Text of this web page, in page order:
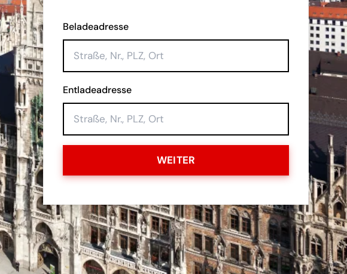
Beladeadresse
Entladeadresse
WEITER